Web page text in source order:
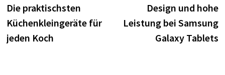
Die praktischsten
Küchenkleingeräte für
jeden Koch
Design und hohe
Leistung bei Samsung
Galaxy Tablets